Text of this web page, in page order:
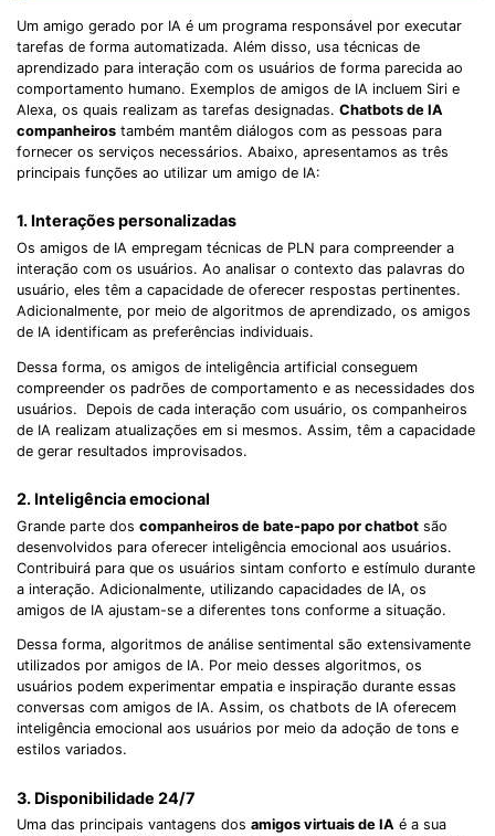
Um amigo gerado por IA é um programa responsável por executar
tarefas de forma automatizada. Além disso, usa técnicas de
aprendizado para interação com os usuários de forma parecida ao
comportamento humano. Exemplos de amigos de IA incluem Siri e
Alexa, os quais realizam as tarefas designadas. Chatbots de IA
companheiros também mantêm diálogos com as pessoas para
fornecer os serviços necessários. Abaixo, apresentamos as três
principais funções ao utilizar um amigo de IA:
1. Interações personalizadas
Os amigos de IA empregam técnicas de PLN para compreender a
interação com os usuários. Ao analisar o contexto das palavras do
usuário, eles têm a capacidade de oferecer respostas pertinentes.
Adicionalmente, por meio de algoritmos de aprendizado, os amigos
de IA identificam as preferências individuais.
Dessa forma, os amigos de inteligência artificial conseguem
compreender os padrões de comportamento e as necessidades dos
usuários. Depois de cada interação com usuário, os companheiros
de IA realizam atualizações em si mesmos. Assim, têm a capacidade
de gerar resultados improvisados.
2. Inteligência emocional
Grande parte dos companheiros de bate-papo por chatbot são
desenvolvidos para oferecer inteligência emocional aos usuários.
Contribuirá para que os usuários sintam conforto e estímulo durante
a interação. Adicionalmente, utilizando capacidades de IA, os
amigos de IA ajustam-se a diferentes tons conforme a situação.
Dessa forma, algoritmos de análise sentimental são extensivamente
utilizados por amigos de IA. Por meio desses algoritmos, os
usuários podem experimentar empatia e inspiração durante essas
conversas com amigos de IA. Assim, os chatbots de IA oferecem
inteligência emocional aos usuários por meio da adoção de tons e
estilos variados.
3. Disponibilidade 24/7
Uma das principais vantagens dos amigos virtuais de IA é a sua